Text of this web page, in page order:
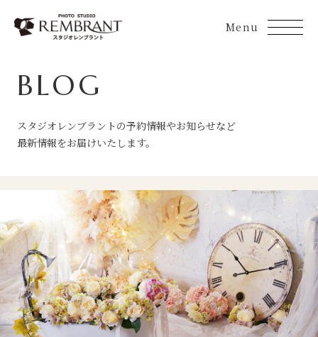
BLOG
スタジオレンブラントの予約情報やお知らせなど
最新情報をお届けいたします。